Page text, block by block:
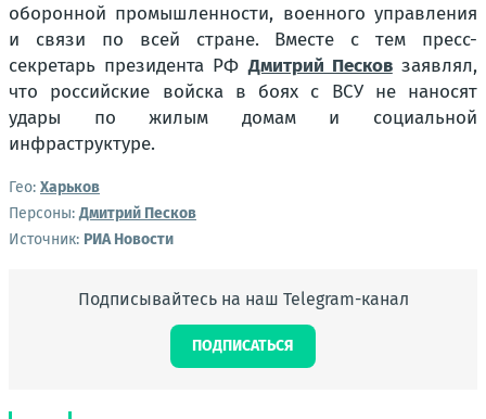
оборонной промышленности, военного управления
и связи по всей стране. Вместе с тем пресс-
секретарь президента РФДмитрий Песковзаявлял,
что российские войска в боях с ВСУ не наносят
удары по жилым домам и социальной
инфраструктуре.
Гео: Харьков
Персоны: Дмитрий Песков
Источник: РИА Новости
Подписывайтесь на наш Telegram-канал
ПОДПИСАТЬСЯ